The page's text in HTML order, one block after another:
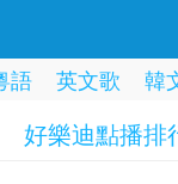
語 英文歌 韓
好樂迪點播排